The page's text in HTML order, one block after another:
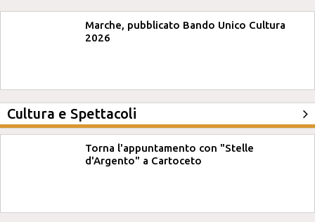
Marche, pubblicato Bando Unico Cultura
2026
Cultura e Spettacoli
Torna l'appuntamento con "Stelle
d'Argento" a Cartoceto